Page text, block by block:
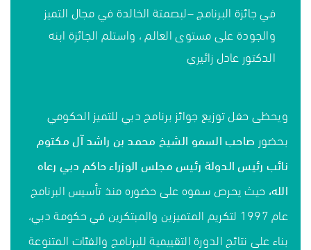
في جائزة البرنامج –لبصمتة الخالدة في مجال التميز
والجودة على مستوى العالم ، واستلم الجائزة ابنه
الدكتور عادل زائيري
ويحظى حفل توزيع جوائز برنامج دبي للتميز الحكومي
بحضور صاحب السمو الشيخ محمد بن راشدآل مكتوم
نائب رئيس الدولة رئيس مجلس الوزراءحاكم دبي رعاه
الله، حيث يحرص سموه على حضوره منذ تأسيس البرنامج
عام 1997 لتكريم المتميزين والمبتكرين في حكومة دبي،
بناء على نتائج الدورة التقييمية للبرنامج والفئات المتنوعة